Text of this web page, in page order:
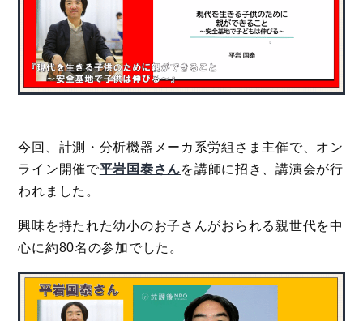
今回、計測・分析機器メーカ系労組さま主催で、オン
ライン開催で平岩国泰さんを講師に招き、講演会が行
われました。
興味を持たれた幼小のお子さんがおられる親世代を中
心に約80名の参加でした。